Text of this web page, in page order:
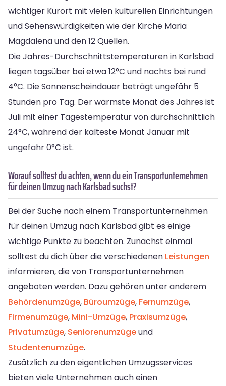
wichtiger Kurort mit vielen kulturellen Einrichtungen
und Sehenswürdigkeiten wie der Kirche Maria
Magdalena und den 12 Quellen.
Die Jahres-Durchschnittstemperaturen in Karlsbad
liegen tagsüber bei etwa 12°C und nachts bei rund
4°C. Die Sonnenscheindauer beträgt ungefähr 5
Stunden pro Tag. Der wärmste Monat des Jahres ist
Juli mit einer Tagestemperatur von durchschnittlich
24°C, während der kälteste Monat Januar mit
ungefähr 0°C ist.
Worauf solltest du achten, wenn du ein Transportunternehmen
für deinen Umzug nach Karlsbad suchst?
Bei der Suche nach einem Transportunternehmen
für deinen Umzug nach Karlsbad gibt es einige
wichtige Punkte zu beachten. Zunächst einmal
solltest du dich über die verschiedenen Leistungen
informieren, die von Transportunternehmen
angeboten werden. Dazu gehören unter anderem
Behördenumzüge, Büroumzüge, Fernumzüge,
Firmenumzüge, Mini-Umzüge, Praxisumzüge,
Privatumzüge, Seniorenumzügeund
Studentenumzüge.
Zusätzlich zu den eigentlichen Umzugsservices
bieten viele Unternehmen auch einen